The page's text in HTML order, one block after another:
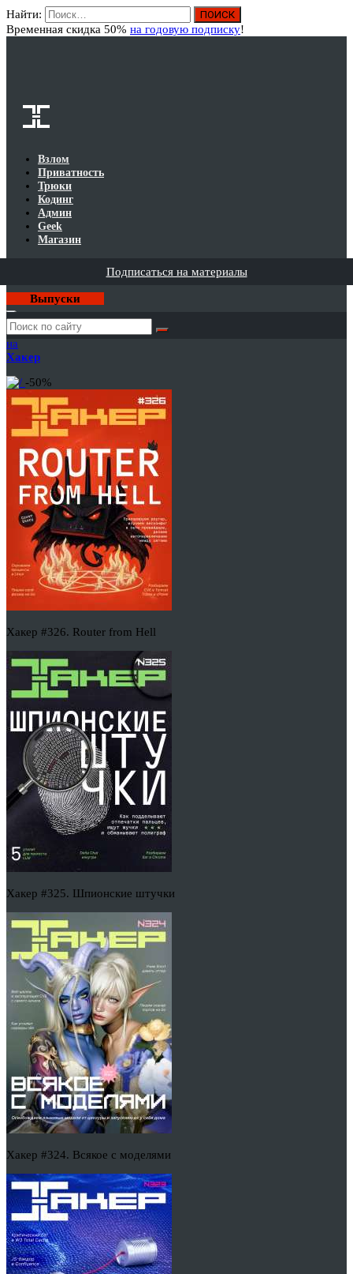
Найти:
Временная скидка 50% на годовую подписку!
Взлом
Приватность
Трюки
Кодинг
Админ
Geek
Магазин
Подписаться на материалы
Выпуски
Годовая
подписка
на
Хакер
-50%
Хакер #326. Router from Hell
Хакер #325. Шпионские штучки
Хакер #324. Всякое с моделями